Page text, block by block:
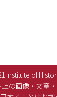
Institute of
上の画像・文章